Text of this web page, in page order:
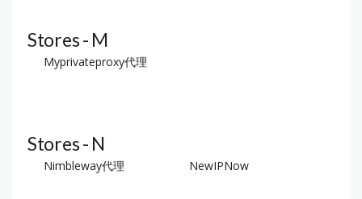
Stores - M
Myprivateproxy代理
Stores - N
Nimbleway代理 NewIPNow